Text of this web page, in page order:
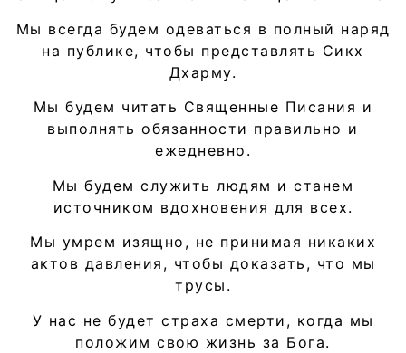
Мы всегда будем одеваться в полный наряд
на публике, чтобы представлять Сикх
Дхарму.
Мы будем читать Священные Писания и
выполнять обязанности правильно и
ежедневно.
Мы будем служить людям и станем
источником вдохновения для всех.
Мы умрем изящно, не принимая никаких
актов давления, чтобы доказать, что мы
трусы.
У нас не будет страха смерти, когда мы
положим свою жизнь за Бога.